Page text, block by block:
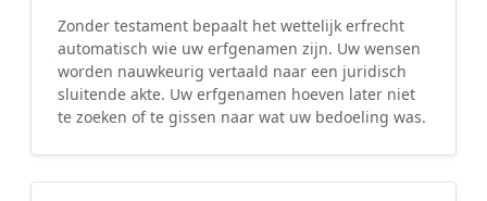
Zonder testament bepaalt het wettelijk erfrecht
automatisch wie uw erfgenamen zijn. Uw wensen
worden nauwkeurig vertaald naar een juridisch
sluitende akte. Uw erfgenamen hoeven later niet
te zoeken of te gissen naar wat uw bedoeling was.